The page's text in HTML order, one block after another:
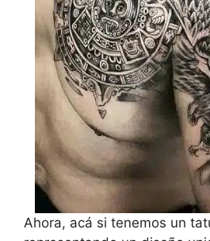
Ahora, acá si tenemos un